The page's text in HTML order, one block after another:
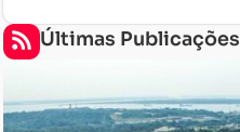
Últimas Publicações